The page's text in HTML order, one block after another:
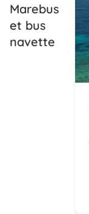
Marebus
et bus
navette